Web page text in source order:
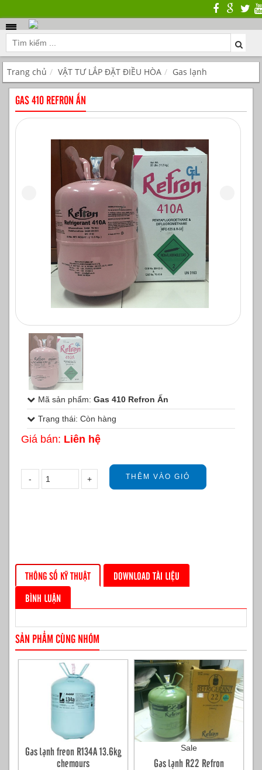
Trang chủ VẬT TƯ LẮP ĐẶT ĐIỀU HÒA Gas lạnh
GAS 410 REFRON ẤN
Mã sản phẩm: Gas 410 Refron Ấn
Trạng thái: Còn hàng
Giá bán: Liên hệ
THÔNG SỐ KỸ THUẬT
DOWNLOAD TÀI LIỆU
BÌNH LUẬN
SẢN PHẨM CÙNG NHÓM
Gas lạnh freon R134A 13.6kg
chemours
Sale
Gas lạnh R22 Refron